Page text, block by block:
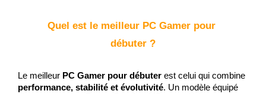
Quel est le meilleur PC Gamer pour
débuter ?
Le meilleur PC Gamer pour débuter
performance, stabilité et évolutivité. Un modèle équipé